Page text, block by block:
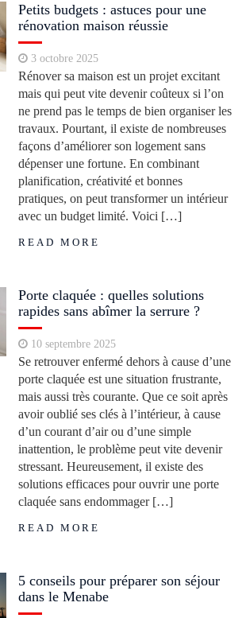
Petits budgets : astuces pour une
rénovation maison réussie
3 octobre 2025
Rénover sa maison est un projet excitant
mais qui peut vite devenir coûteux si l’on
ne prend pas le temps de bien organiser les
travaux. Pourtant, il existe de nombreuses
façons d’améliorer son logement sans
dépenser une fortune. En combinant
planification, créativité et bonnes
pratiques, on peut transformer un intérieur
avec un budget limité. Voici […]
READ MORE
Porte claquée : quelles solutions
rapides sans abîmer la serrure ?
10 septembre 2025
Se retrouver enfermé dehors à cause d’une
porte claquée est une situation frustrante,
mais aussi très courante. Que ce soit après
avoir oublié ses clés à l’intérieur, à cause
d’un courant d’air ou d’une simple
inattention, le problème peut vite devenir
stressant. Heureusement, il existe des
solutions efficaces pour ouvrir une porte
claquée sans endommager […]
READ MORE
5 conseils pour préparer son séjour
dans le Menabe